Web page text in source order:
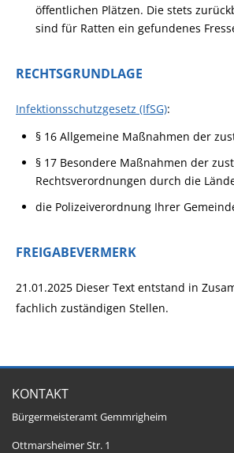
öffentlichen Plätzen. Die stets
sind für Ratten ein gefundenes
RECHTSGRUNDLAGE
Infektionsschutzgesetz (IfSG):
§ 16 Allgemeine Maßnahmen der
§ 17 Besondere Maßnahmen der
Rechtsverordnungen durch die
die Polizeiverordnung Ihrer
FREIGABEVERMERK
21.01.2025 Dieser Text entstand in
fachlich zuständigen Stellen.
KONTAKT
Bürgermeisteramt Gemmrigheim
Ottmarsheimer Str. 1